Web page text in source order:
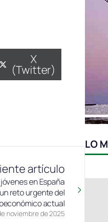
Compartir
en
X
(Twitter)
artículo
noviembre de 2025
en España
reto urgente del
actual
LO